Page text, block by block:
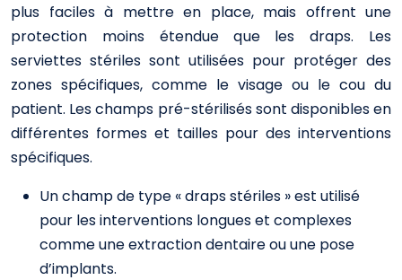
plus faciles à mettre en place, mais offrent une
protection moins étendue que les draps. Les
serviettes stériles sont utilisées pour protéger des
zones spécifiques, comme le visage ou le cou du
patient. Les champs pré-stérilisés sont disponibles en
différentes formes et tailles pour des interventions
spécifiques.
Un champ de type « draps stériles » est utilisé
pour les interventions longues et complexes
comme une extraction dentaire ou une pose
d’implants.